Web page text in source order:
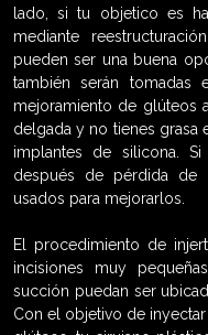
lado, si tu objetico es
mediante
pueden ser una buena
también serán
mejoramiento de glúteos
delgada y no tienes grasa
implantes de silicona.
después de pérdida de
usados para mejorarlos.
El procedimiento de
incisiones muy
succión puedan ser
Con el objetivo de